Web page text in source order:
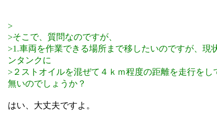
>
>そこで、質問なのですが、
>1.車両を作業できる場所まで移したいのですが、現
ンタンクに
>２ストオイルを混ぜて４ｋｍ程度の距離を走行をし
無いのでしょうか？
はい、大丈夫ですよ。